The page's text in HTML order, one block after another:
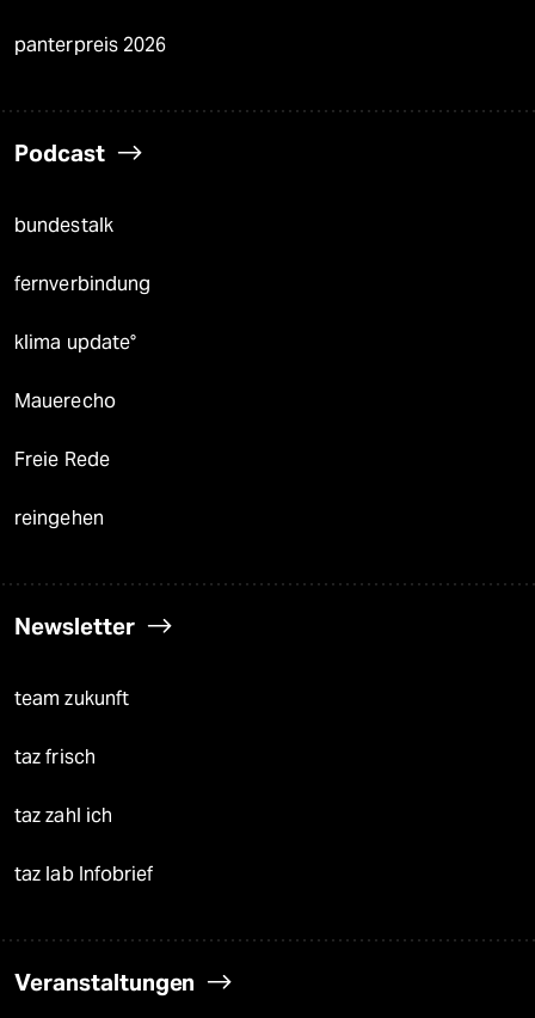
panterpreis 2026
Podcast
bundestalk
fernverbindung
klima update°
Mauerecho
Freie Rede
reingehen
Newsletter
team zukunft
taz frisch
taz zahl ich
taz lab Infobrief
Veranstaltungen